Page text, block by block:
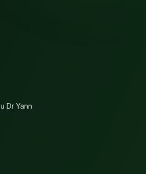
Dr Yann